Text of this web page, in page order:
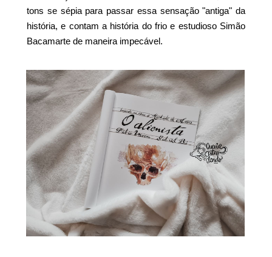
tons se sépia para passar essa sensação "antiga" da
história, e contam a história do frio e estudioso Simão
Bacamarte de maneira impecável.